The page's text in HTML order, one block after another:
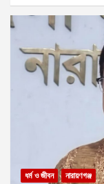
ধর্ম ও জীবন নারায়ণগঞ্জ